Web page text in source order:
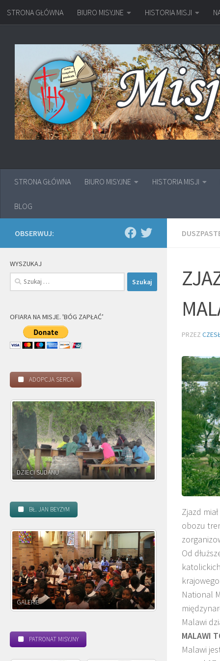
Przejdź do treści
STRONA GŁÓWNA BIURO MISYJNE HISTORIA MISJI
STRONA GŁÓWNA BIURO MISYJNE HISTORIA MISJI
BLOG
PRZEZ
Zjazd
obozu
Od
National
Malawi
MALAWI
Malawi
OBSERWUJ:
WYSZUKAJ
Szukaj:
OFIARA NA MISJE. 'BÓG ZAPŁAĆ’
ADOPCJA SERCA
DZIECI ZAMBII
BŁ. JAN BEYZYM
POWOŁANIE MISYJNE
PATRONAT MISYJNY